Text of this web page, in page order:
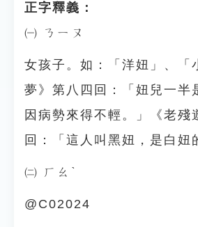
正字釋義：
㈠ ㄋㄧㄡ
女孩子。如：「洋妞」、「
夢》第八四回：「妞兒一
因病勢來得不輕。」《老殘
回：「這人叫黑妞，是白妞
㈡ ㄏㄠˋ
@C02024